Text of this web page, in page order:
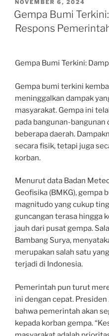
ON
NOVEMBER 6, 2024
Gempa Bumi
Respons
Gempa Bumi Terkini:
Gempa bumi terkini
meninggalkan dampak
masyarakat. Gempa ini
pada bangunan-
beberapa daerah.
secara fisik, tetapi juga
korban.
Menurut data Badan
Geofisika (BMKG), gempa
magnitudo yang cukup
guncangan terasa hingga
jauh dari pusat gempa.
Bambang Surya,
merupakan salah satu
terjadi di Indonesia.
Pemerintah pun turut
ini dengan cepat.
bahwa pemerintah akan
kepada korban gempa.